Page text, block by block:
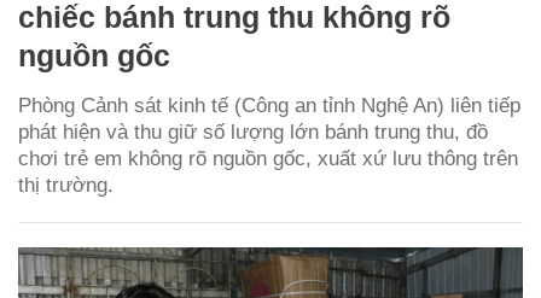
chiếc bánh trung thu không rõ
nguồn gốc
Phòng Cảnh sát kinh tế (Công an tỉnh Nghệ An) liên tiếp
phát hiện và thu giữ số lượng lớn bánh trung thu, đồ
chơi trẻ em không rõ nguồn gốc, xuất xứ lưu thông trên
thị trường.